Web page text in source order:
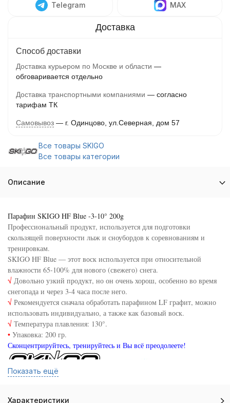
Telegram MAX
Способ доставки
Доставка курьером по Москве и области
обговаривается отдельно
Доставка транспортными компаниями
согласно
тарифам ТК
Самовывоз г. Одинцово, ул.Северная, дом 57
Все товары SKIGO
Все товары категории
Описание
Парафин SKIGO HF Blue -3-10° 200g
Профессиональный продукт, используется для подготовки
скользящей поверхности лыж и сноубордов к соревнованиям и
тренировкам.
SKIGO HF Blue — этот воск используется при относительной
влажности 65-100% для нового (свежего) снега.
√ Довольно узкий продукт, но он очень хорош, особенно во время
снегопада и через 3-4 часа после него.
√ Рекомендуется сначала обработать парафином LF графит, можно
использовать индивидуально, а также как базовый воск.
√ Температура плавления: 130°.
• Упаковка: 200 гр.
Сконцентрируйтесь, тренируйтесь и Вы всё преодолеете!
Показать ещё
Характеристики